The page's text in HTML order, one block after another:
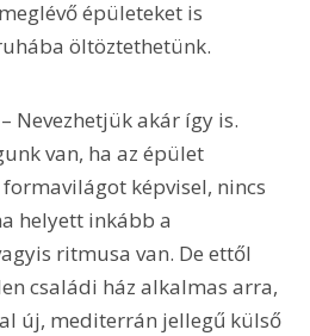
épületeket is
öltöztethetünk.
– Nevezhetjük akár így is.
van, ha az épület
képvisel, nincs
helyett inkább a
ritmusa van. De ettől
családi ház alkalmas arra,
új, mediterrán jellegű külső